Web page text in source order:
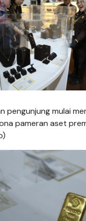
pengunjung mulai
pameran aset